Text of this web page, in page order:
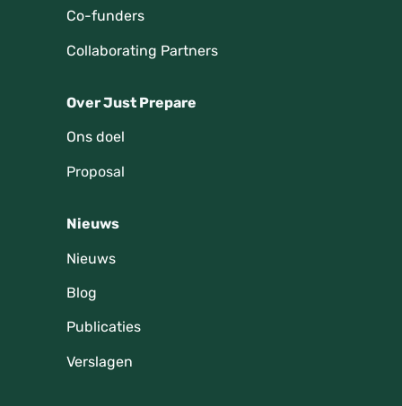
Co-funders
Collaborating Partners
Over Just Prepare
Ons doel
Proposal
Nieuws
Nieuws
Blog
Publicaties
Verslagen